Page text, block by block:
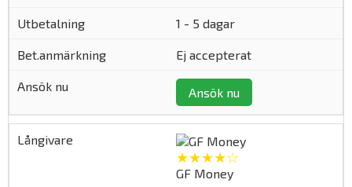
1 - 5 dagar
Ej accepterat
Ansök nu
★★★★☆
GF Money